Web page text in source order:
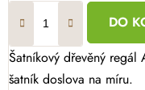
DO
Šatníkový dřevěný regál
šatník doslova na míru.